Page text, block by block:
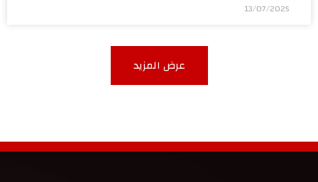
13/07/2025
عرض المزيد